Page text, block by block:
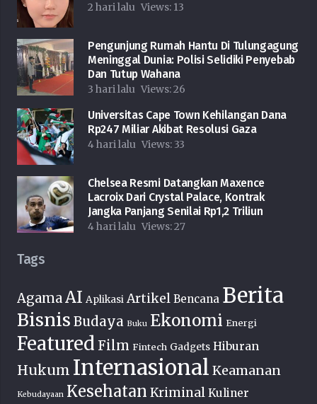
2 hari lalu Views: 13
Pengunjung Rumah Hantu Di Tulungagung
Meninggal Dunia: Polisi Selidiki Penyebab
Dan Tutup Wahana
3 hari lalu Views:26
Universitas Cape Town Kehilangan Dana
Rp247 Miliar Akibat Resolusi Gaza
4 hari lalu Views: 33
Chelsea Resmi Datangkan Maxence
Lacroix Dari Crystal Palace, Kontrak
Jangka Panjang Senilai Rp1,2 Triliun
4 hari lalu Views:27
Tags
AgamaAI Aplikasi Artikel Bencana Berita
Bisnis Budaya Buku Ekonomi Energi
Featured Film Fintech Gadgets Hiburan
Hukum Internasional Keamanan
Kebudayaan Kesehatan Kriminal Kuliner